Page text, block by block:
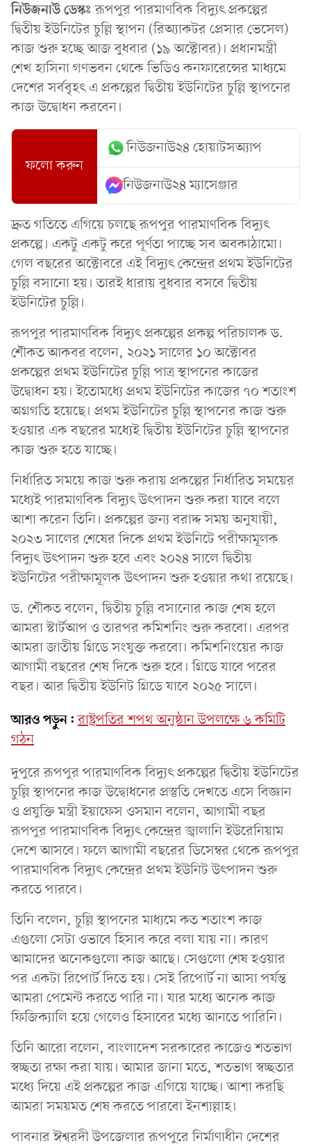
নিউজনাউডেস্কঃ রূপপুর পারমাণবিক বিদ্যুৎ প্রকল্পের
দ্বিতীয় ইউনিটের চুল্লি স্থাপন (রিঅ্যাকটর প্রেসার ভেসেল)
কাজ শুরু হচ্ছে আজ বুধবার (১৯ অক্টোবর)। প্রধানমন্ত্রী
শেখ হাসিনা গণভবন থেকে ভিডিও কনফারেন্সের মাধ্যমে
দেশের সর্ববৃহৎ এ প্রকল্পের দ্বিতীয় ইউনিটের চুল্লি স্থাপনের
কাজ উদ্বোধন করবেন।
ফলো করুন
নিউজনাউ২৪ হোয়াটসঅ্যাপ
নিউজনাউ২৪ ম্যাসেঞ্জার
দ্রুত গতিতে এগিয়ে চলছে রূপপুর পারমাণবিক বিদ্যুৎ
প্রকল্পে। একটু একটু করে পূর্ণতা পাচ্ছে সব অবকাঠামো।
গেল বছরের অক্টোবরে এই বিদ্যুৎ কেন্দ্রের প্রথম ইউনিটের
চুল্লি বসানো হয়। তারই ধারায় বুধবার বসবে দ্বিতীয়
ইউনিটের চুল্লি।
রূপপুর পারমাণবিক বিদ্যুৎ প্রকল্পের প্রকল্প পরিচালক ড.
শৌকত আকবর বলেন, ২০২১ সালের ১০ অক্টোবর
প্রকল্পের প্রথম ইউনিটের চুল্লি পাত্র স্থাপনের কাজের
উদ্বোধন হয়। ইতোমধ্যে প্রথম ইউনিটের কাজের ৭০ শতাংশ
অগ্রগতি হয়েছে। প্রথম ইউনিটের চুল্লি স্থাপনের কাজ শুরু
হওয়ার এক বছরের মধ্যেই দ্বিতীয় ইউনিটের চুল্লি স্থাপনের
কাজ শুরু হতে যাচ্ছে।
নির্ধারিত সময়ে কাজ শুরু করায় প্রকল্পের নির্ধারিত সময়ের
মধ্যেই পারমাণবিক বিদ্যুৎ উৎপাদন শুরু করা যাবে বলে
আশা করেন তিনি। প্রকল্পের জন্য বরাদ্দ সময় অনুযায়ী,
২০২৩ সালের শেষের দিকে প্রথম ইউনিটে পরীক্ষামূলক
বিদ্যুৎ উৎপাদন শুরু হবে এবং ২০২৪ সালে দ্বিতীয়
ইউনিটের পরীক্ষামূলক উৎপাদন শুরু হওয়ার কথা রয়েছে।
ড. শৌকত বলেন, দ্বিতীয় চুল্লি বসানোর কাজ শেষ হলে
আমরা স্টার্টআপ ও তারপর কমিশনিং শুরু করবো। এরপর
আমরা জাতীয় গ্রিডে সংযুক্ত করবো। কমিশনিংয়ের কাজ
আগামী বছরের শেষ দিকে শুরু হবে। গ্রিডে যাবে পরের
বছর। আর দ্বিতীয় ইউনিট গ্রিডে যাবে ২০২৫ সালে।
আরও পড়ুন: রাষ্ট্রপতির শপথ অনুষ্ঠান উপলক্ষে ৬ কমিটি
গঠন
দুপুরে রূপপুর পারমাণবিক বিদ্যুৎ প্রকল্পের দ্বিতীয় ইউনিটের
চুল্লি স্থাপনের কাজ উদ্বোধনের প্রস্তুতি দেখতে এসে বিজ্ঞান
ও প্রযুক্তি মন্ত্রী ইয়াফেস ওসমান বলেন, আগামী বছর
রূপপুর পারমাণবিক বিদ্যুৎ কেন্দ্রের জ্বালানি ইউরেনিয়াম
দেশে আসবে। ফলে আগামী বছরের ডিসেম্বর থেকে রূপপুর
পারমাণবিক বিদ্যুৎ কেন্দ্রের প্রথম ইউনিট উৎপাদন শুরু
করতে পারবে।
তিনি বলেন, চুল্লি স্থাপনের মাধ্যমে কত শতাংশ কাজ
এগুলো সেটা ওভাবে হিসাব করে বলা যায় না। কারণ
আমাদের অনেকগুলো কাজ আছে। সেগুলো শেষ হওয়ার
পর একটা রিপোর্ট দিতে হয়। সেই রিপোর্ট না আসা পর্যন্ত
আমরা পেমেন্ট করতে পারি না। যার মধ্যে অনেক কাজ
ফিজিক্যালি হয়ে গেলেও হিসাবের মধ্যে আনতে পারিনি।
তিনি আরো বলেন, বাংলাদেশ সরকারের কাজেও শতভাগ
স্বচ্ছতা রক্ষা করা যায়। আমার জানা মতে, শতভাগ স্বচ্ছতার
মধ্যে দিয়ে এই প্রকল্পের কাজ এগিয়ে যাচ্ছে। আশা করছি
আমরা সময়মত শেষ করতে পারবো ইনশাল্লাহ।
পাবনার ঈশ্বরদী উপজেলার রূপপুরে নির্মাণাধীন দেশের